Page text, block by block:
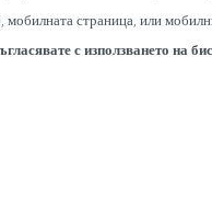
мобилната страница, или
с използването на